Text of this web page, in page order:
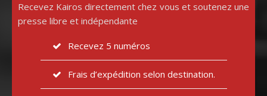
Recevez Kairos directement chez vous et soutenez une
presse libre et indépendante
Recevez 5 numéros
Frais d’expédition selon destination.